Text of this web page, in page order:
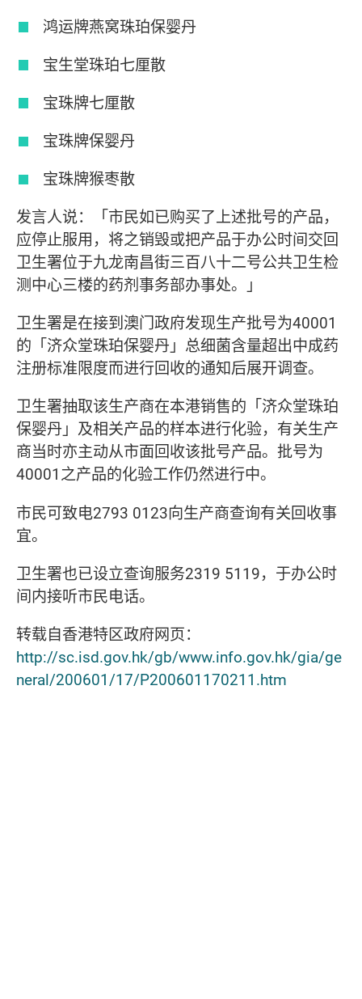
鸿运牌燕窝珠珀保婴丹
宝生堂珠珀七厘散
宝珠牌七厘散
宝珠牌保婴丹
宝珠牌猴枣散
发言人说：「市民如已购买了上述批号的产品，
应停止服用，将之销毁或把产品于办公时间交回
卫生署位于九龙南昌街三百八十二号公共卫生检
测中心三楼的药剂事务部办事处。」
卫生署是在接到澳门政府发现生产批号为40001
的「济众堂珠珀保婴丹」总细菌含量超出中成药
注册标准限度而进行回收的通知后展开调查。
卫生署抽取该生产商在本港销售的「济众堂珠珀
保婴丹」及相关产品的样本进行化验，有关生产
商当时亦主动从市面回收该批号产品。批号为
40001之产品的化验工作仍然进行中。
市民可致电2793 0123向生产商查询有关回收事
宜。
卫生署也已设立查询服务2319 5119，于办公时
间内接听市民电话。
转载自香港特区政府网页：
http://sc.isd.gov.hk/gb/www.info.gov.hk/gia/ge
neral/200601/17/P200601170211.htm